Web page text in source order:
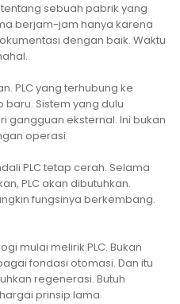
sebuah pabrik yang
berjam-jam hanya karena
dengan baik. Waktu
PLC yang terhubung ke
Sistem yang dulu
gangguan eksternal. Ini bukan
operasi.
PLC tetap cerah. Selama
PLC akan dibutuhkan.
fungsinya berkembang.
mulai melirik PLC. Bukan
fondasi otomasi. Dan itu
regenerasi. Butuh
prinsip lama.